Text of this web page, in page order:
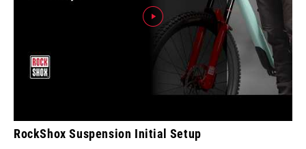
RockShox Suspension Initial Setup